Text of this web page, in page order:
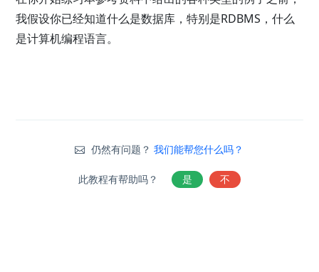
我假设你已经知道什么是数据库，特别是RDBMS，什么
是计算机编程语言。
仍然有问题？我们能帮您什么吗？
此教程有帮助吗？ 是 不